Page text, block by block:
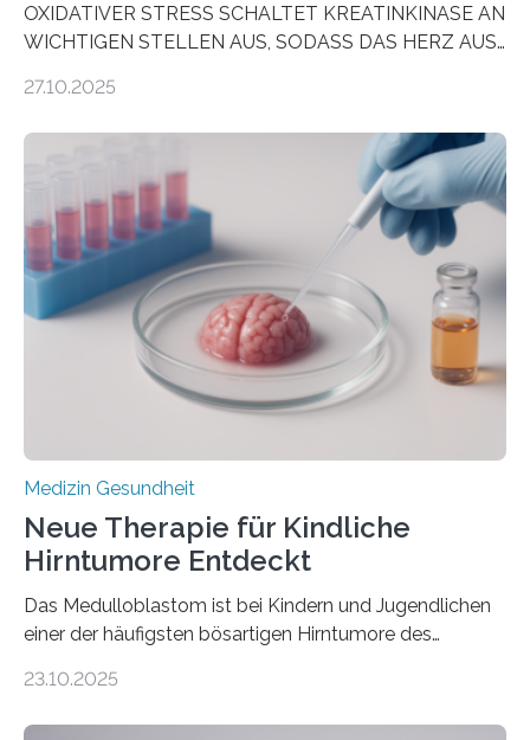
OXIDATIVER STRESS SCHALTET KREATINKINASE AN
WICHTIGEN STELLEN AUS, SODASS DAS HERZ AUS
aus dem Deutschen Zentrum für Herzinsuffizienz
im Journal Circulation, warum der Energietransport bei
der Hypertrophen Kardiomyopathie (HCM) versagen
kann und wie sich durch eine Verringerung der
Herzbelastung und des oxidativen Stresses
Rhythmusstörungen reduzieren lassen. Würzburg. Die
hypertrophe Kardiomyopathie (HCM) ist die häufigste
erblich bedingte Herzerkrankung. Sie führt dazu, dass
sich die linke Herzkammer verdickt, der Herzmuskel zu
stark kontrahiert…
27.10.2025
Medizin Gesundheit
Neue Therapie für Kindliche
Hirntumore Entdeckt
Das Medulloblastom ist bei Kindern und Jugendlichen
einer der häufigsten bösartigen Hirntumore des
Betroffenen können mit heutigen Methoden geheilt
23.10.2025